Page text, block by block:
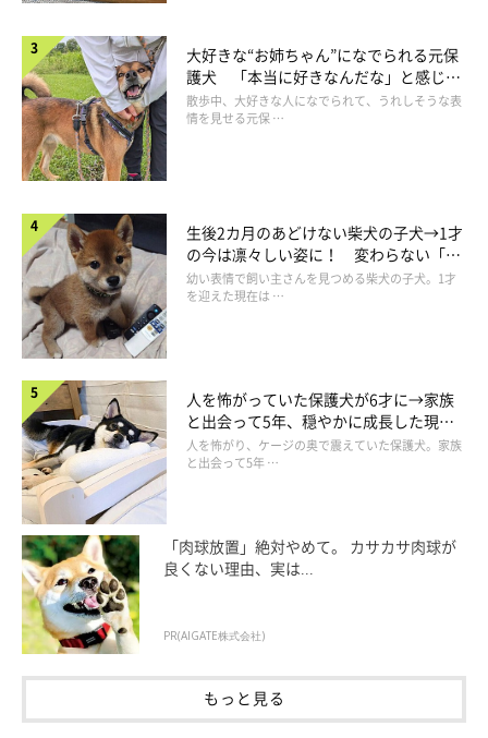
ムキーーーッ
@TATSUNOKOHIME
そして飼い主さんの指を カプッ と優しくくわえて、全力でムキ顔
を見せるのでした。さっきまで甘えん坊モードで寝ていたのに、
なにがタツノコ姫ちゃんをここまで怒らせてしまったのでしょう
か…（笑）
飼い主さんはこのときのことを、
「なんちゅーヤバい顔してるんですかね。寝起きで目も開かない
し、ほっぺたの肉はブミッてるし、それでいて歯ぐきムキムキ
「寝起き直後に何がそんなに腹立つのか、めっちゃ怒りながら甘
大好きな“お姉ちゃん”になでられる元保
護犬 「本当に好きなんだな」と感じる
表情にほっこり
散歩中、大好きな人になでられて、うれしそうな表
情を見せる元保 …
生後2カ月のあどけない柴犬の子犬→1才
の今は凛々しい姿に！ 変わらない「く
りくりおめめ」にもほっこり
幼い表情で飼い主さんを見つめる柴犬の子犬。1才
を迎えた現在は …
人を怖がっていた保護犬が6才に→家族
と出会って5年、穏やかに成長した現在
の姿にグッとくる
人を怖がり、ケージの奥で震えていた保護犬。家族
と出会って5年 …
「肉球放置」絶対やめて。 カサカサ肉球が
良くない理由、実は...
PR(AIGATE株式会社)
もっと見る